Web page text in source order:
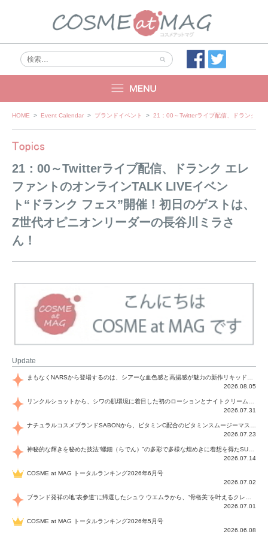
Skip
HOME > Event Calendar > ブランドイベント > 21：00～Twitterライブ配信、ドランク エ
21：00～Twitterライブ配信、ドランク エレ
ファントのオンラインTALK LIVEイベン
ト“ドランク フェス”開催！初日のゲストは、
Z世代オピニオンリーダーの長谷川ミラさ
ん！
Update
まもなくNARSから登場するのは、シアーな血色感と高揚感が魅力の新作リキッドブラッシュ「インセイシャブル リキッドブラッシュ」と、ゴールデンアワーに染まる空にインスピレーションを得た「アフターグロー リップシャイン」の新色！夏をハックして！
2026.08.05
リンクルショットから、シワの肌環境に着目した初のローションとナイトクリームが登場！デイリーケアで、シワ特有の肌環境を改善し、シワが目立たない肌へと導きます。
2026.07.31
ナチュラルコスメブランドSABONから、ビタミンC配合のビタミンスムージーマスク「ラディアンスマスク」と、ペパーミントにオーガニックハーブを凝縮したジェルの涼感トリートメント美容液「スカルプセラム リフレッシング」が登場！日々のデイリーケアで、過酷な猛暑で疲れた肌や頭皮をサポート、心地よくリフレッシュし、優しく肌を整えます。
2026.07.23
神秘的な輝きを秘めた技法“螺鈿（らでん）”の多彩で多様な煌めきに着想を得たSUQQUの2026 秋 カラーコレクションから登場するのは、艶然と輝くアイシャドウや偏光パールを配したフェイスカラー、繊細なパールの煌めくネイル、そしてそれらを際立てる“朧げな艶”を秘めた新リクイドリップ「ブラー リクイド リップ」。強さを秘めたまろやかな洗練の表情に。
2026.07.14
COSME at MAG トータルランキング2026年6月号
2026.07.02
ブランド発祥の地“表参道”に帰還したシュウ ウエムラから、“骨格美“を叶えるクレヨンタイプのフェイスカラー「スカルプト クレヨン」と、ブランド初のリノベーションで進化した名品アイブロウ「ハード フォーミュラ ハード 10」が登場！
2026.07.01
COSME at MAG トータルランキング2026年5月号
2026.06.08